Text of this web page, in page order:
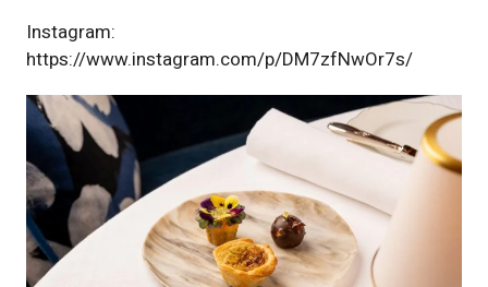
Instagram:
https://www.instagram.com/p/DM7zfNwOr7s/